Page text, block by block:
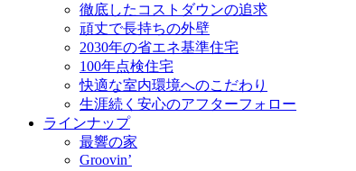
徹底したコストダウンの追求
頑丈で長持ちの外壁
2030年の省エネ基準住宅
100年点検住宅
快適な室内環境へのこだわり
生涯続く安心のアフターフォロー
ラインナップ
最響の家
Groovin’